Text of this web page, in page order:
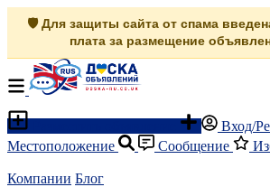
🛡️ Для защиты сайта от спама
плата за размещение
Вход/
Местоположение
Сообщение
Компании Блог